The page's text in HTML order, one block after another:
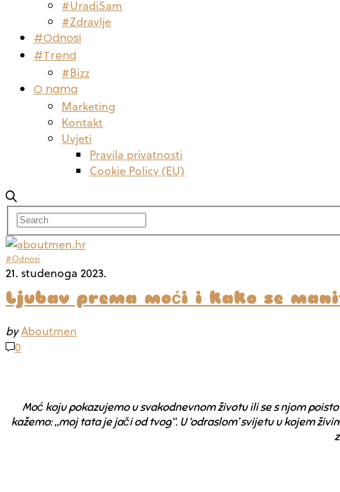
#UradiSam
#Zdravlje
#Odnosi
#Trend
#Bizz
O nama
Marketing
Kontakt
Uvjeti
Pravila privatnosti
Cookie Policy (EU)
#Odnosi
21. studenoga 2023.
Ljubav prema moći i kako se
byAboutmen
0
Moć koju pokazujemo u svakodnevnom životu ili se s njom
kažemo: „moj tata je jači od tvog“. U ‘odraslom’ svijetu u kojem